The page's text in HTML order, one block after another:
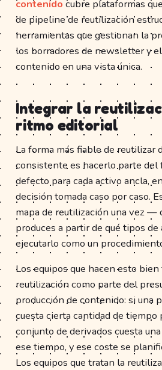
contenido cubre plataformas
de pipeline de reutilización
herramientas que gestionan la
los borradores de newsletter y
contenido en una vista única.
Integrar la
ritmo editorial
La forma más fiable de reutilizar
consistente es hacerlo parte del
defecto para cada activo ancla,
decisión tomada caso por caso.
mapa de reutilización una vez —
produces a partir de qué tipos
ejecutarlo como un
Los equipos que hacen esto
reutilización como parte del
producción de contenido: si una
cuesta cierta cantidad de tiempo
conjunto de derivados cuesta
ese tiempo, y ese coste se
Los equipos que tratan la